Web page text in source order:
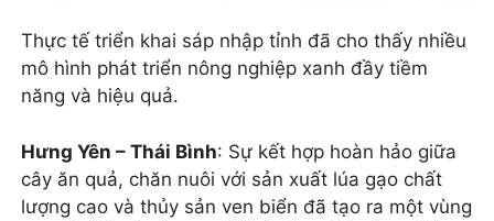
Thực tế triển khai sáp nhập tỉnh đã cho thấy nhiều
mô hình phát triển nông nghiệp xanh đầy tiềm
năng và hiệu quả.
Hưng Yên – Thái Bình: Sự kết hợp hoàn hảo giữa
cây ăn quả, chăn nuôi với sản xuất lúa gạo chất
lượng cao và thủy sản ven biển đã tạo ra một vùng